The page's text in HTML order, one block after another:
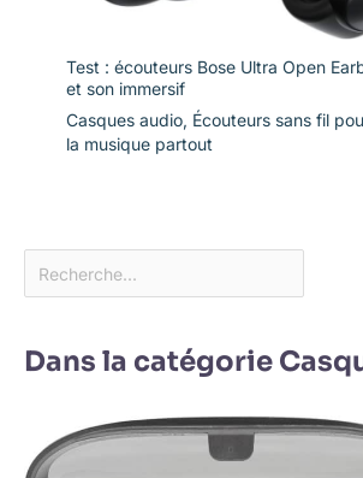
Test : écouteurs Bose Ultra Open
et son immersif
Casques audio, Écouteurs sans fil
la musique partout
Dans la catégorie